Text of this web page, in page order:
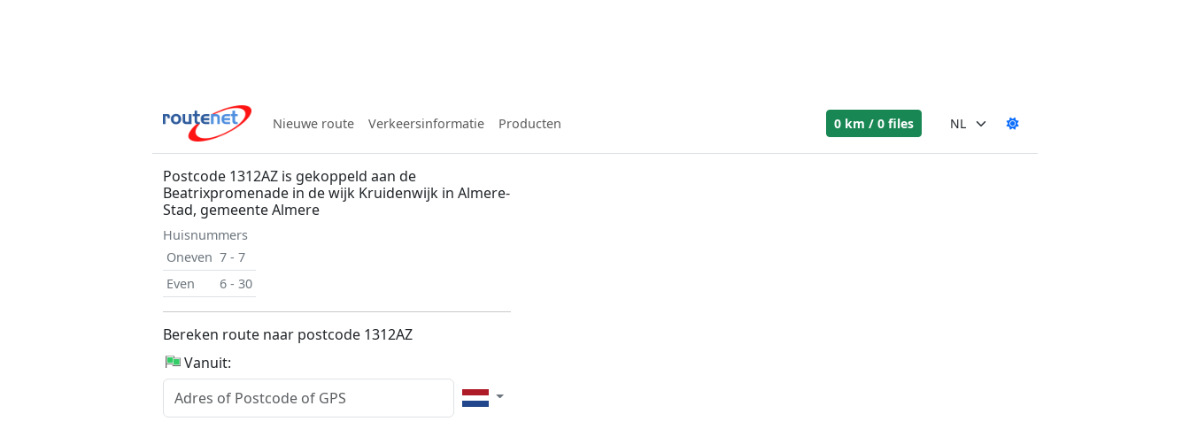
Nieuwe route Verkeersinformatie Producten 0 km / 0 files
Postcode 1312AZ is gekoppeld aan de
Beatrixpromenade in de wijk Kruidenwijk in Almere-
Stad, gemeente Almere
Huisnummers
Oneven 7 - 7
Even
6 - 30
Bereken route naar postcode 1312AZ
Vanuit: